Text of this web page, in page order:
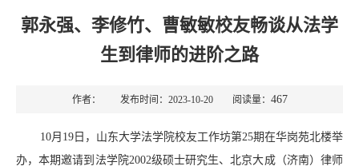
郭永强、李修竹、曹敏敏校友畅谈从法学
生到律师的进阶之路
作者： 发布时间：2023-10-20 阅读量： 467
10月19日，山东大学法学院校友工作坊第25期在华岗苑北楼举
办，本期邀请到法学院2002级硕士研究生、北京大成（济南）律师